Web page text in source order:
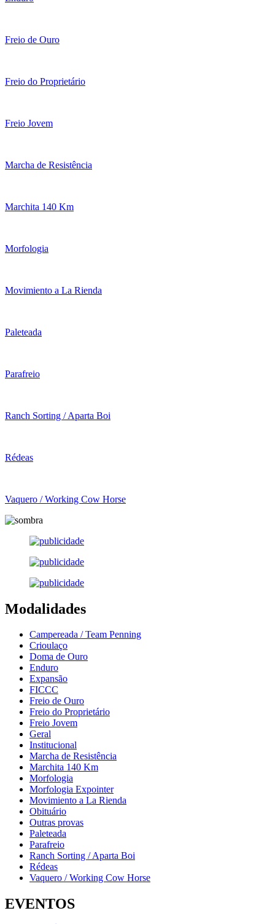
Freio de Ouro
Freio do Proprietário
Freio Jovem
Marcha de Resistência
Marchita 140 Km
Morfologia
Movimiento a La Rienda
Paleteada
Parafreio
Ranch Sorting / Aparta Boi
Rédeas
Vaquero / Working Cow Horse
Modalidades
Campereada / Team Penning
Crioulaço
Doma de Ouro
Enduro
Expansão
FICCC
Freio de Ouro
Freio do Proprietário
Freio Jovem
Geral
Institucional
Marcha de Resistência
Marchita 140 Km
Morfologia
Morfologia Expointer
Movimiento a La Rienda
Obituário
Outras provas
Paleteada
Parafreio
Ranch Sorting / Aparta Boi
Rédeas
Vaquero / Working Cow Horse
EVENTOS